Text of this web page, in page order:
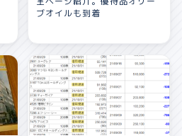
ブオイルも到着